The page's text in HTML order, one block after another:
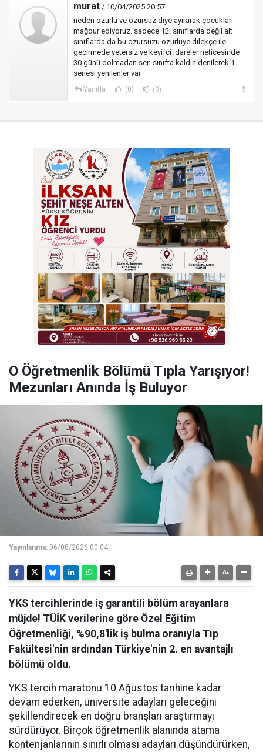
murat / 10/04/2025 20:57
neden özürlü ve özürsüz diye ayırarak çocukları
mağdur ediyoruz. sadece 12. sınıflarda değil alt
sınıflarda da bu özürsüzü özürlüye dilekçe ile
geçirmede yetersiz ve keyifçi idareler neticesinde
30 günü dolmadan sen sınıfta kaldın denilerek 1
senesi yenilenler var
Yanıtla (0) (0)
O Öğretmenlik Bölümü Tıpla Yarışıyor!
Mezunları Anında İş Buluyor
Yayınlanma: 06/08/2026 00:04
YKS tercihlerinde iş garantili bölüm arayanlara
müjde! TÜİK verilerine göre Özel Eğitim
Öğretmenliği, %90,8'lik iş bulma oranıyla Tıp
Fakültesi'nin ardından Türkiye'nin 2. en avantajlı
bölümü oldu.
YKS tercih maratonu 10 Ağustos tarihine kadar
devam ederken, üniversite adayları geleceğini
şekillendirecek en doğru branşları araştırmayı
sürdürüyor. Birçok öğretmenlik alanında atama
kontenjanlarının sınırlı olması adayları düşündürürken,